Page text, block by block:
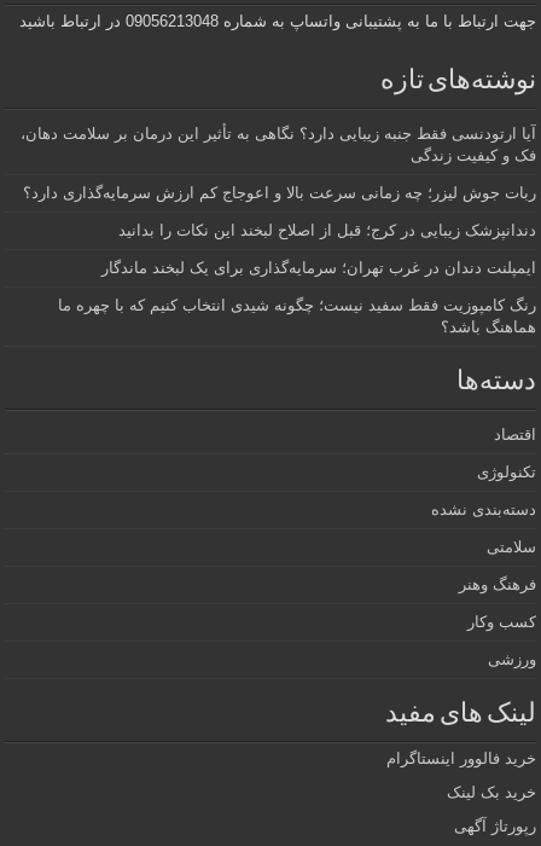
جهت ارتباط با ما به پشتیبانی واتساپ به شماره 09056213048 در ارتباط باشید
نوشته‌های تازه
آیا ارتودنسی فقط جنبه زیبایی دارد؟ نگاهی به تأثیر این درمان بر سلامت دهان،
فک و کیفیت زندگی
ربات جوش لیزر؛ چه زمانی سرعت بالا و اعوجاج کم ارزش سرمایه‌گذاری دارد؟
دندانپزشک زیبایی در کرج؛ قبل از اصلاح لبخند این نکات را بدانید
ایمپلنت دندان در غرب تهران؛ سرمایه‌گذاری برای یک لبخند ماندگار
رنگ کامپوزیت فقط سفید نیست؛ چگونه شیدی انتخاب کنیم که با چهره ما
هماهنگ باشد؟
دسته‌ها
اقتصاد
تکنولوژی
دسته‌بندی نشده
سلامتی
فرهنگ وهنر
کسب وکار
ورزشی
لینک های مفید
خرید فالوور اینستاگرام
خرید بک لینک
رپورتاژ آگهی